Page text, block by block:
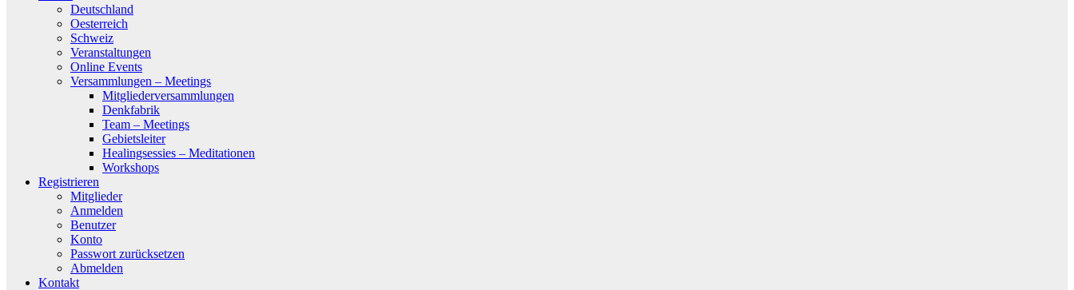
Deutschland
Oesterreich
Schweiz
Veranstaltungen
Online Events
Versammlungen – Meetings
Mitgliederversammlungen
Denkfabrik
Team – Meetings
Gebietsleiter
Healingsessies – Meditationen
Workshops
Registrieren
Mitglieder
Anmelden
Benutzer
Konto
Passwort zurücksetzen
Abmelden
Kontakt